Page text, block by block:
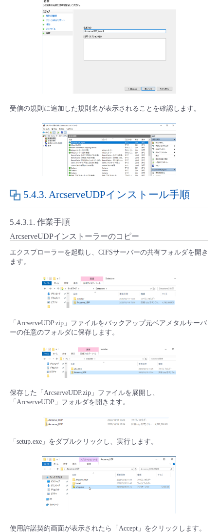
受信の規則に追加した規則名が表示されることを確認します。
5.4.3. ArcserveUDPインストール手順
5.4.3.1. 作業手順
ArcserveUDPインストーラーのコピー
エクスプローラーを起動し、CIFSサーバーの共有フォルダを開き
ます。
「ArcserveUDP.zip」ファイルをバックアップ元ベアメタルサーバ
ーの任意のフォルダに保存します。
保存した「ArcserveUDP.zip」ファイルを展開し、
「ArcserveUDP」フォルダを開きます。
「setup.exe」をダブルクリックし、実行します。
使用許諾契約画面が表示されたら「Accept」をクリックします。